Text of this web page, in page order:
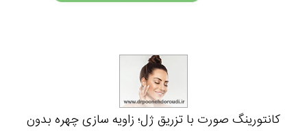
کانتورینگ صورت با تزریق ژل؛ زاویه سازی چهره بدون